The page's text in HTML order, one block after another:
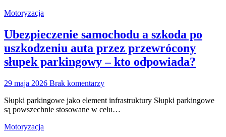
Motoryzacja
Ubezpieczenie samochodu a szkoda po
uszkodzeniu auta przez przewrócony
słupek parkingowy – kto odpowiada?
29 maja 2026 Brak komentarzy
Słupki parkingowe jako element infrastruktury Słupki parkingowe
są powszechnie stosowane w celu…
Motoryzacja